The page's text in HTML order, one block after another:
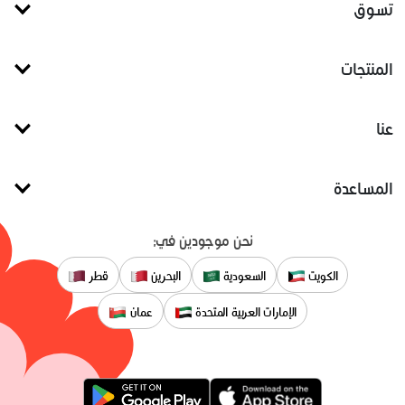
تسوق
المنتجات
عنا
المساعدة
نحن موجودين في:
الكويت السعودية البحرين قطر
الإمارات العربية المتحدة عمان